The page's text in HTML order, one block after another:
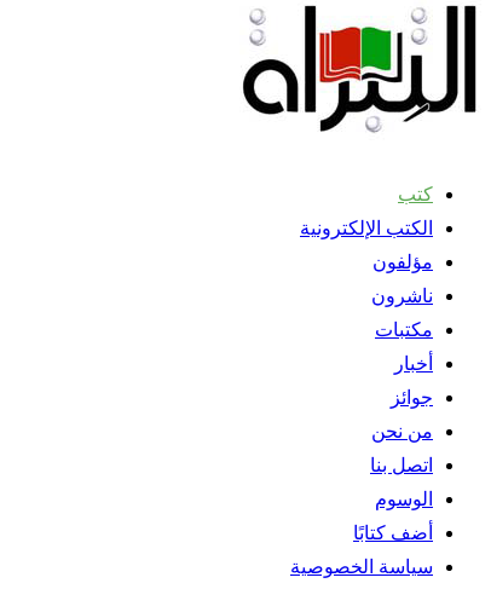
كتب
الكتب الإلكترونية
مؤلفون
ناشرون
مكتبات
أخبار
جوائز
من نحن
اتصل بنا
الوسوم
أضف كتابًا
سياسة الخصوصية